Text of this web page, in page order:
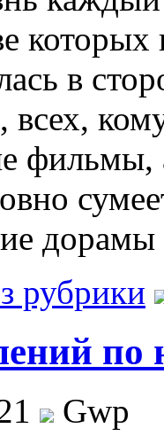
в
фильмы,
рубрики
Gwp